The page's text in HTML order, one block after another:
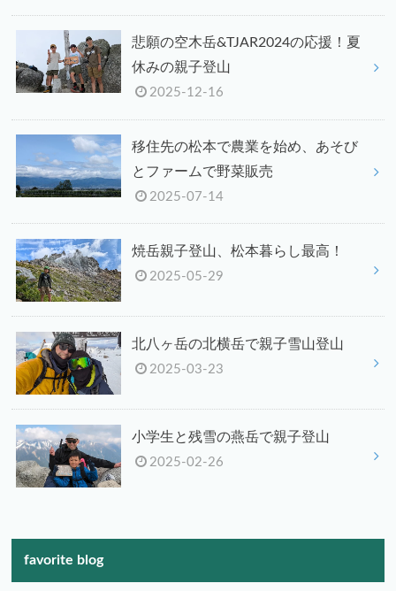
悲願の空木岳&TJAR2024の応援！夏
休みの親子登山
2025-12-16
移住先の松本で農業を始め、あそび
とファームで野菜販売
2025-07-14
焼岳親子登山、松本暮らし最高！
2025-05-29
北八ヶ岳の北横岳で親子雪山登山
2025-03-23
小学生と残雪の燕岳で親子登山
2025-02-26
favorite blog